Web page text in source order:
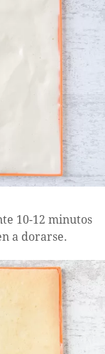
10-12 minutos
a dorarse.